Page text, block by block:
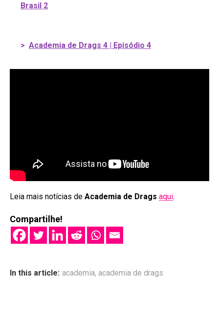
Brasil 2
> Academia de Drags 4 | Episódio 4
Leia mais notícias de Academia de Drags aqui.
Compartilhe!
In this article: academia, academia de drags